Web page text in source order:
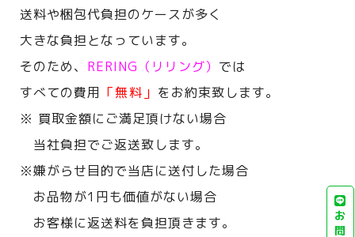
送料や梱包代負担のケースが多く
大きな負担となっています。
そのため、 RERING（リリング） では
すべての費用 「無料」 をお約束致します。
※ 買取金額にご満足頂けない場合
当社負担でご返送致します。
※嫌がらせ目的で当店に送付した場合
お品物が1円も価値がない場合
お客様に返送料を負担頂きます。
お
問